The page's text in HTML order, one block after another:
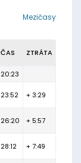
Mezičasy
ČAS ZTRÁTA
20:23
23:52 + 3:29
26:20 + 5:57
28:12 + 7:49